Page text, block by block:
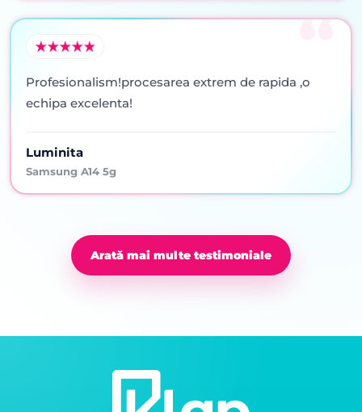
Profesionalism!procesarea extrem de rapida ,o
echipa excelenta!
Luminita
Samsung A14 5g
Arată mai multe testimoniale